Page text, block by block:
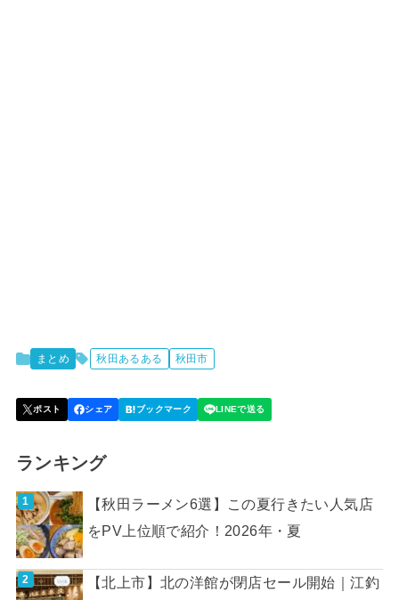
まとめ 秋田あるある 秋田市
ランキング
【秋田ラーメン6選】この夏行きたい人気店
をPV上位順で紹介！2026年・夏
【北上市】北の洋館が閉店セール開始｜江釣